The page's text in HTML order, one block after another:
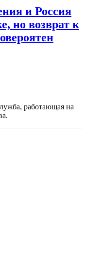
и Россия
но возврат к
работающая на